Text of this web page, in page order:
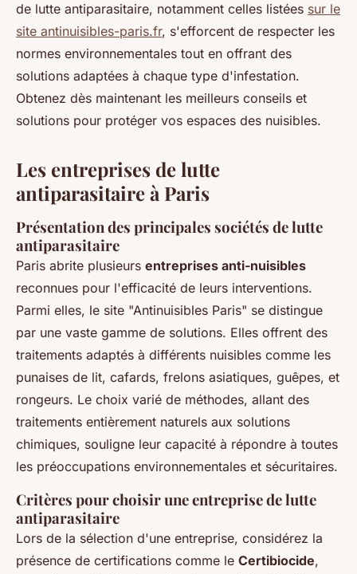
de lutte antiparasitaire, notamment celles listées sur le
site antinuisibles-paris.fr, s'efforcent de respecter les
normes environnementales tout en offrant des
solutions adaptées à chaque type d'infestation.
Obtenez dès maintenant les meilleurs conseils et
solutions pour protéger vos espaces des nuisibles.
Les entreprises de lutte
antiparasitaire à Paris
Présentation des principales sociétés de lutte
antiparasitaire
Paris abrite plusieurs entreprises anti-nuisibles
reconnues pour l'efficacité de leurs interventions.
Parmi elles, le site "Antinuisibles Paris" se distingue
par une vaste gamme de solutions. Elles offrent des
traitements adaptés à différents nuisibles comme les
punaises de lit, cafards, frelons asiatiques, guêpes, et
rongeurs. Le choix varié de méthodes, allant des
traitements entièrement naturels aux solutions
chimiques, souligne leur capacité à répondre à toutes
les préoccupations environnementales et sécuritaires.
Critères pour choisir une entreprise de lutte
antiparasitaire
Lors de la sélection d'une entreprise, considérez la
présence de certifications comme le Certibiocide,